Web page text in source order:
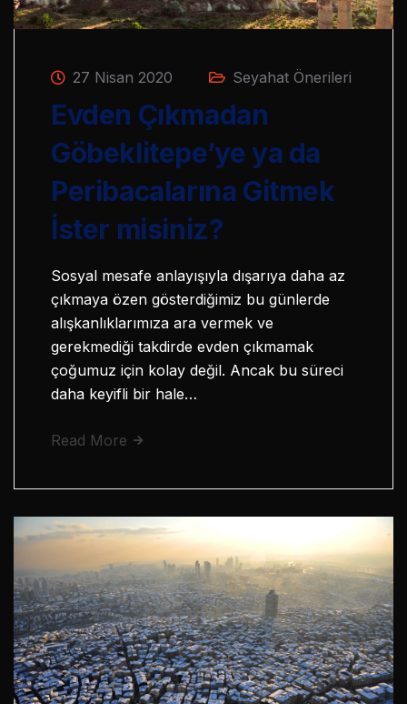
27 Nisan 2020 Seyahat Önerileri
Evden Çıkmadan
Göbeklitepe’ye ya da
Peribacalarına Gitmek
İster misiniz?
Sosyal mesafe anlayışıyla dışarıya daha az
çıkmaya özen gösterdiğimiz bu günlerde
alışkanlıklarımıza ara vermek ve
gerekmediği takdirde evden çıkmamak
çoğumuz için kolay değil. Ancak bu süreci
daha keyifli bir hale…
Read More